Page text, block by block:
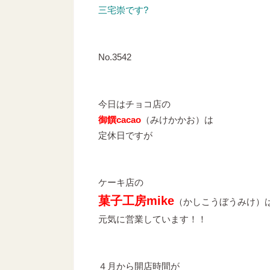
三宅崇です?
No.3542
今日はチョコ店の
御饌cacao （みけかかお）は
定休日ですが
ケーキ店の
菓子工房mike （かしこうぼうみけ）
元気に営業しています！！
４月から開店時間が